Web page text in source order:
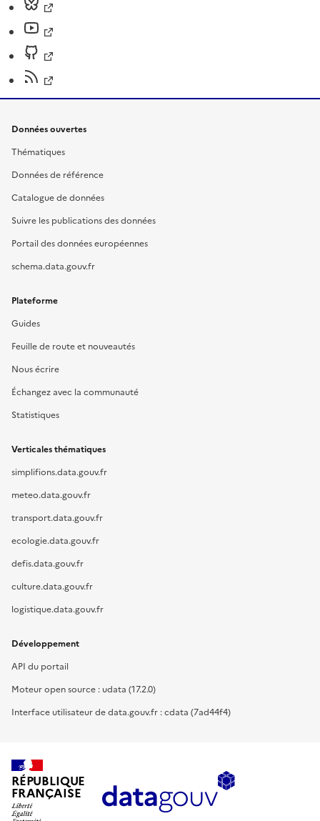
Données ouvertes
Thématiques
Données de référence
Catalogue de données
Suivre les publications des données
Portail des données européennes
schema.data.gouv.fr
Plateforme
Guides
Feuille de route et nouveautés
Nous écrire
Échangez avec la communauté
Statistiques
Verticales thématiques
simplifions.data.gouv.fr
meteo.data.gouv.fr
transport.data.gouv.fr
ecologie.data.gouv.fr
defis.data.gouv.fr
culture.data.gouv.fr
logistique.data.gouv.fr
Développement
API du portail
Moteur open source : udata (17.2.0)
Interface utilisateur de data.gouv.fr : cdata (7ad44f4)
RÉPUBLIQUE
FRANÇAISE